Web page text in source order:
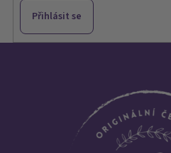
Přihlásit se